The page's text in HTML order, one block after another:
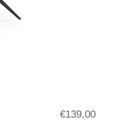
€139,00